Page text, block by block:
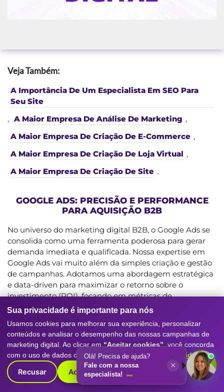
Veja Também:
A Importância De Um Especialista Em SEO Para
Seu Site
, A Maior Empresa De Análise De Marketing ,
A Maior Empresa De Criação De E-Commerce ,
A Maior Empresa De Criação De Loja Virtual ,
A Maior Empresa De Criação De Site .
GOOGLE ADS: PRECISÃO E PERFORMANCE
PARA AQUISIÇÃO B2B
No universo do marketing digital B2B, o Google Ads se
consolida como uma ferramenta poderosa para gerar
demanda imediata e qualificada. Nossa expertise em
Google Ads vai muito além da simples criação e gestão
de campanhas. Adotamos uma abordagem estratégica
e data-driven para maximizar o retorno sobre o
investimento (ROI), focando em métricas de
performance que realmente importam para o
crescimento do seu negócio. Desenvolvemos
campanhas personalizadas que atingem o público
certo, no momento certo, com a mensagem certa. Seja
para gerar leads através de formulários, direcionar
tráfego para landing pages específicas ou aumentar o
reconhecimento da marca no seu nicho de mercado,
nossas estratégias em Google Ads são desenhadas para
Sua privacidade é importante para nós
Usamos cookies para melhorar sua experiência, personalizar
conteúdos e analisar o desempenho das nossas campanhas de
marketing digital. Ao clicar em “Aceitar cookies” , você concorda
com o uso de dados conforme nossaPolítica de Privacidade.
Recusar Aceitar cookies
Olá! Precisa de ajuda?
Fale com a nossa
especialista!
×